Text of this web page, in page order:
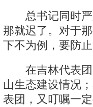
总书记同时严
那就迟了。对于
下不为例，要防
在吉林代表团
山生态建设情况
表团，又叮嘱一